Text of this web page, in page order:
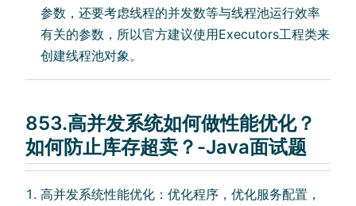
参数，还要考虑线程的并发数等与线程池运⾏效率
有关的参数，所以官⽅建议使⽤Executors⼯程类来
创建线程池对象。
853.⾼并发系统如何做性能优化？
如何防⽌库存超卖？-Java面试题
⾼并发系统性能优化：优化程序，优化服务配置，